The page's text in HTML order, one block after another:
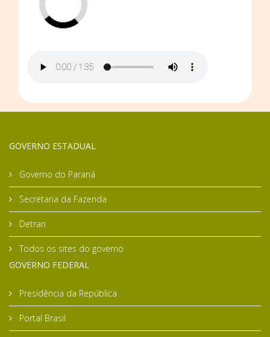
GOVERNO ESTADUAL
Governo do Paraná
Secretaria da Fazenda
Detran
Todos os sites do governo
GOVERNO FEDERAL
Presidência da República
Portal Brasil